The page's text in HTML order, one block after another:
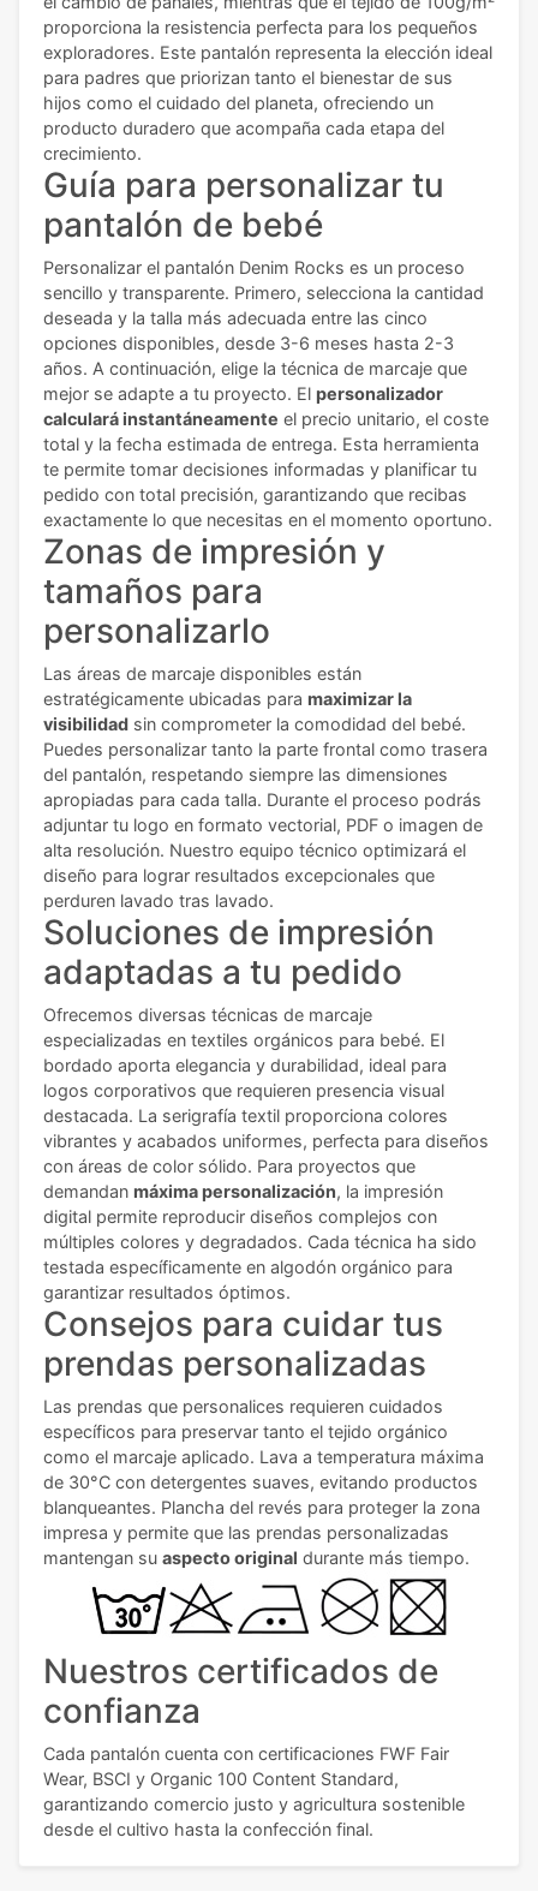
proporciona la resistencia perfecta para los pequeños
exploradores. Este pantalón representa la elección ideal
para padres que priorizan tanto el bienestar de sus
hijos como el cuidado del planeta, ofreciendo un
producto duradero que acompaña cada etapa del
crecimiento.
Guía para personalizar tu
pantalón de bebé
Personalizar el pantalón Denim Rocks es un proceso
sencillo y transparente. Primero, selecciona la cantidad
deseada y la talla más adecuada entre las cinco
opciones disponibles, desde 3-6 meses hasta 2-3
años. A continuación, elige la técnica de marcaje que
mejor se adapte a tu proyecto. El personalizador
calculará instantáneamente el precio unitario, el coste
total y la fecha estimada de entrega. Esta herramienta
te permite tomar decisiones informadas y planificar tu
pedido con total precisión, garantizando que recibas
exactamente lo que necesitas en el momento oportuno.
Zonas de impresión y
tamaños para
personalizarlo
Las áreas de marcaje disponibles están
estratégicamente ubicadas para maximizar la
visibilidad sin comprometer la comodidad del bebé.
Puedes personalizar tanto la parte frontal como trasera
del pantalón, respetando siempre las dimensiones
apropiadas para cada talla. Durante el proceso podrás
adjuntar tu logo en formato vectorial, PDF o imagen de
alta resolución. Nuestro equipo técnico optimizará el
diseño para lograr resultados excepcionales que
perduren lavado tras lavado.
Soluciones de impresión
adaptadas a tu pedido
Ofrecemos diversas técnicas de marcaje
especializadas en textiles orgánicos para bebé. El
bordado aporta elegancia y durabilidad, ideal para
logos corporativos que requieren presencia visual
destacada. La serigrafía textil proporciona colores
vibrantes y acabados uniformes, perfecta para diseños
con áreas de color sólido. Para proyectos que
demandan máxima personalización, la impresión
digital permite reproducir diseños complejos con
múltiples colores y degradados. Cada técnica ha sido
testada específicamente en algodón orgánico para
garantizar resultados óptimos.
Consejos para cuidar tus
prendas personalizadas
Las prendas que personalices requieren cuidados
específicos para preservar tanto el tejido orgánico
como el marcaje aplicado. Lava a temperatura máxima
de 30°C con detergentes suaves, evitando productos
blanqueantes. Plancha del revés para proteger la zona
impresa y permite que las prendas personalizadas
mantengan su aspecto original durante más tiempo.
Nuestros certificados de
confianza
Cada pantalón cuenta con certificaciones FWF Fair
Wear, BSCI y Organic 100 Content Standard,
garantizando comercio justo y agricultura sostenible
desde el cultivo hasta la confección final.